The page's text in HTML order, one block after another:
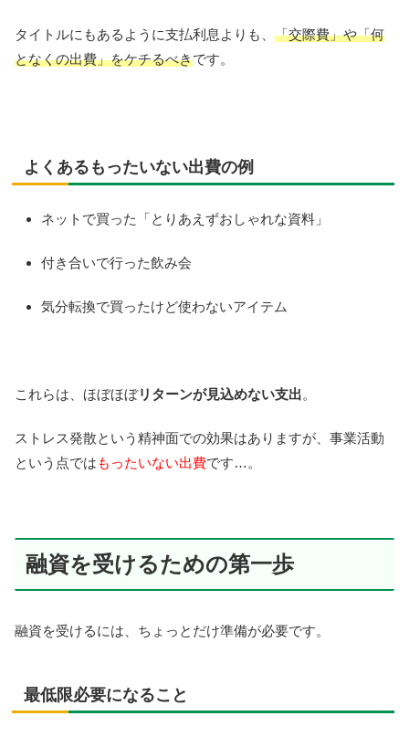
タイトルにもあるように支払利息よりも、 「交際費」や「何
となくの出費」をケチるべきです。
よくあるもったいない出費の例
ネットで買った「とりあえずおしゃれな資料」
付き合いで行った飲み会
気分転換で買ったけど使わないアイテム
これらは、ほぼほぼリターンが見込めない支出。
ストレス発散という精神面での効果はありますが、事業活動
という点ではもったいない出費です…。
融資を受けるための第一歩
融資を受けるには、ちょっとだけ準備が必要です。
最低限必要になること